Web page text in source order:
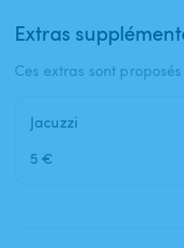
Extras
Ces extras sont
Jacuzzi
5 €